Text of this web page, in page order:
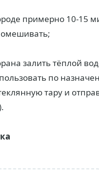
примерно 10-15
залить тёплой
по
тару и